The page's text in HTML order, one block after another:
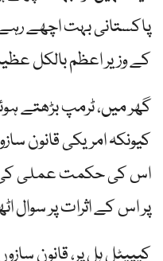
پاکستانی بہت اچھے رہے
کے وزیر اعظم بالکل
گھر میں، ٹرمپ بڑھتے
کیونکہ امریکی قانون
اس کی حکمت عملی کی
پر اس کے اثرات پر سوال